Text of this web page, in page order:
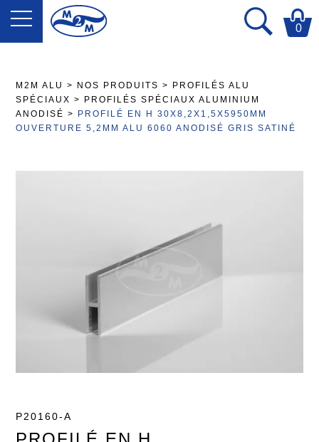
0
M2M ALU > NOS PRODUITS >
PROFILÉS ALU
SPÉCIAUX >
PROFILÉS SPÉCIAUX ALUMINIUM
ANODISÉ >
PROFILÉ EN H 30X8,2X1,5X5950MM
OUVERTURE 5,2MM ALU 6060 ANODISÉ GRIS SATINÉ
P20160-A